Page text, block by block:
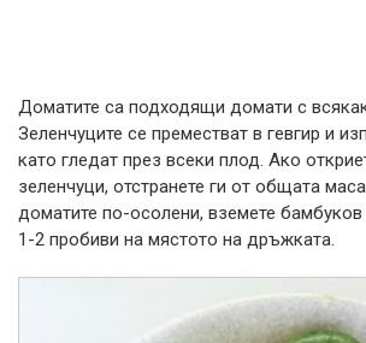
Доматите са подходящи домати с
Зеленчуците се преместват в гевгир и
като гледат през всеки плод. Ако
зеленчуци, отстранете ги от общата
доматите по-осолени, вземете
1-2 пробиви на мястото на дръжката.